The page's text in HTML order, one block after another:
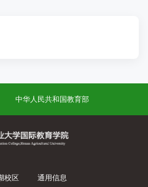
中华人民共和国教育部
校区
通用信息